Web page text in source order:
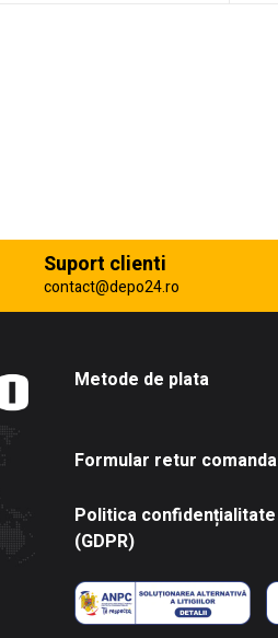
Suport clienti
contact@depo24.ro
Metode de plata
Formular retur comanda
Politica confidențialitate
(GDPR)